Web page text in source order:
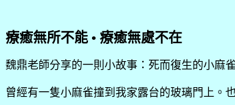
療癒無所不能 • 療癒無處不在
魏鼎老師分享的一則小故事：死而復生的小麻雀
曾經有一隻小麻雀撞到我家露台的玻璃門上。